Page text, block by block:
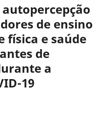
de ensino
física e saúde
de
a
19